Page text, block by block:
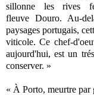
sillonne les rives
fleuve Douro. Au-
paysages portugais,
viticole. Ce chef-
aujourd'hui, est un
conserver. »
« À Porto, meurtre par